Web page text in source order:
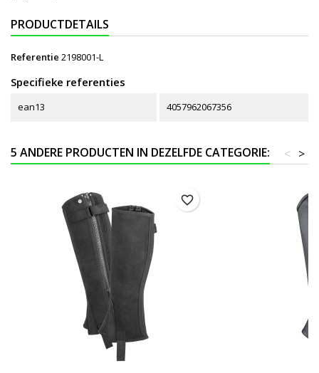
PRODUCTDETAILS
Referentie 2198001-L
Specifieke referenties
ean13 4057962067356
5 ANDERE PRODUCTEN IN DEZELFDE CATEGORIE: >
<
favorite_border